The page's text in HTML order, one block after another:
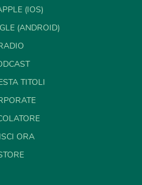
(IOS)
(ANDROID)
TITOLI
ORA